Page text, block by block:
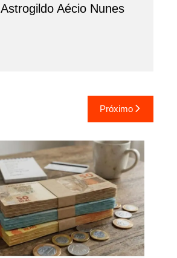
Astrogildo Aécio Nunes
Próximo